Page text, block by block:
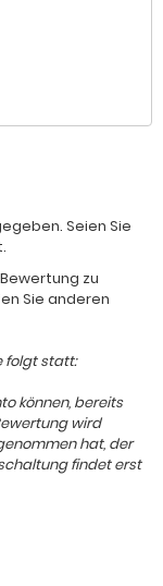
Seien Sie
zu
Sie anderen
folgt statt:
können, bereits
wird
hat, der
findet erst